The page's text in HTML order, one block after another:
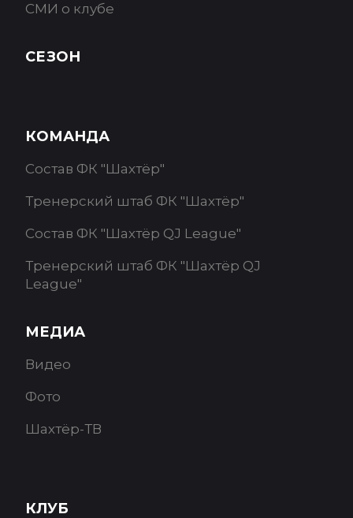
СМИ о клубе
СЕЗОН
КОМАНДА
Состав ФК "Шахтёр"
Тренерский штаб ФК "Шахтёр"
Состав ФК "Шахтёр QJ League"
Тренерский штаб ФК "Шахтёр QJ
League"
МЕДИА
Видео
Фото
Шахтёр-ТВ
КЛУБ